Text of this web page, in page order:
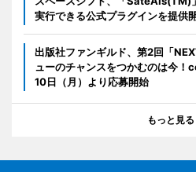
実行できる公式プラグインを提供
出版社ファンギルド、第2回「
ューのチャンスをつかむのは今
10日（月）より応募開始
もっと見る